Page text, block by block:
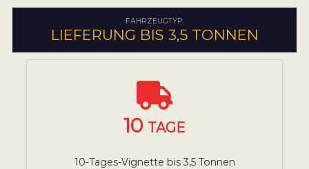
FAHRZEUGTYP:
LIEFERUNG BIS 3,5 TONNEN
10 TAGE
10-Tages-Vignette bis 3,5 Tonnen